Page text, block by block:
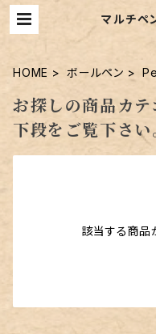
マルチペ
HOME ボールペン
お探しの商品カ
下段をご覧下さ
該当する商品